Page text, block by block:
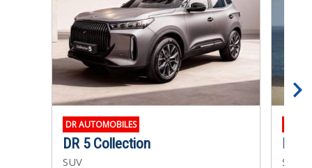
DR AUTOMOBILES
DR 5 Collection
SUV SUV